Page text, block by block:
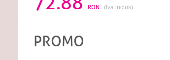
RON (tva inclus)
PROMO